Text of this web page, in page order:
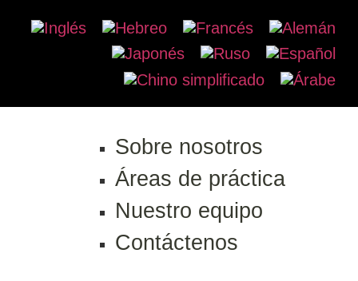
Sobre nosotros
Áreas de práctica
Nuestro equipo
Contáctenos